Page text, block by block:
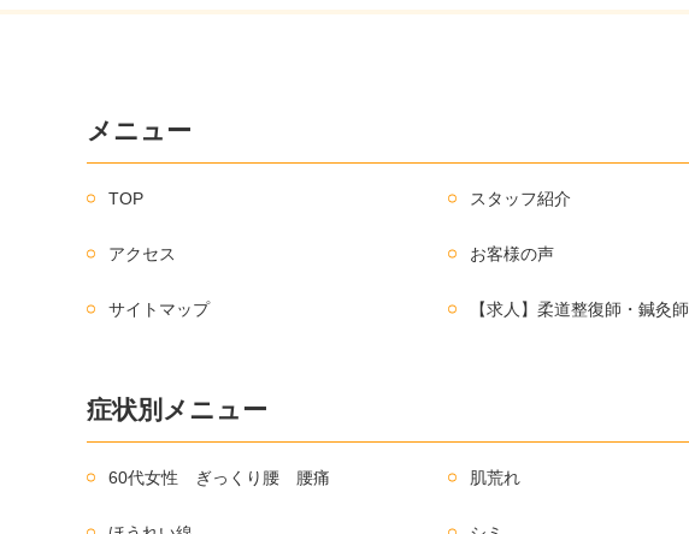
メニュー
TOP スタッフ紹介
アクセス お客様の声
サイトマップ 【求人】柔道整復師・鍼灸師
症状別メニュー
60代女性 ぎっくり腰 腰痛 肌荒れ